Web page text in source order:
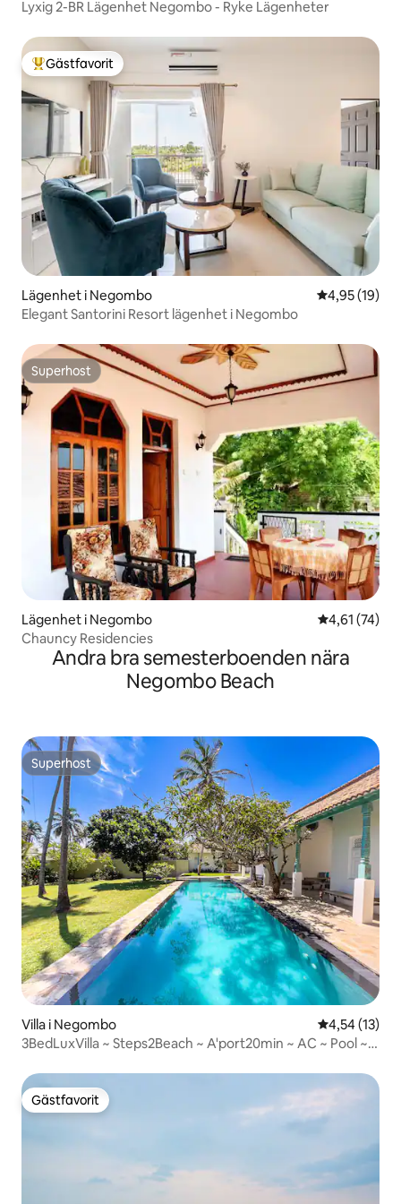
Lyxig 2-BR Lägenhet Negombo - Ryke Lägenheter
Populär gästfavorit
Gästfavorit
Lägenhet i Negombo 4,95 av 5 i
4,95 (19)
Elegant Santorini Resort lägenhet i Negombo
Superhost
Superhost
Lägenhet i Negombo 4,61 av 5 i
4,61 (74)
Chauncy Residencies
Andra bra semesterboenden nära
Negombo Beach
Superhost
Superhost
Villa i Negombo 4,54 av 5 i
4,54 (13)
3BedLuxVilla ~ Steps2Beach ~ A'port20min ~ AC ~ Pool ~
Gästfavorit
Gästfavorit